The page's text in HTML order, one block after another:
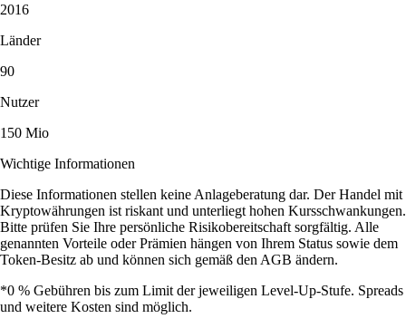
2016
Länder
90
Nutzer
150 Mio
Wichtige Informationen
Diese Informationen stellen keine Anlageberatung dar. Der Handel mit
Kryptowährungen ist riskant und unterliegt hohen Kursschwankungen.
Bitte prüfen Sie Ihre persönliche Risikobereitschaft sorgfältig. Alle
genannten Vorteile oder Prämien hängen von Ihrem Status sowie dem
Token-Besitz ab und können sich gemäß den AGB ändern.
*0 % Gebühren bis zum Limit der jeweiligen Level-Up-Stufe. Spreads
und weitere Kosten sind möglich.